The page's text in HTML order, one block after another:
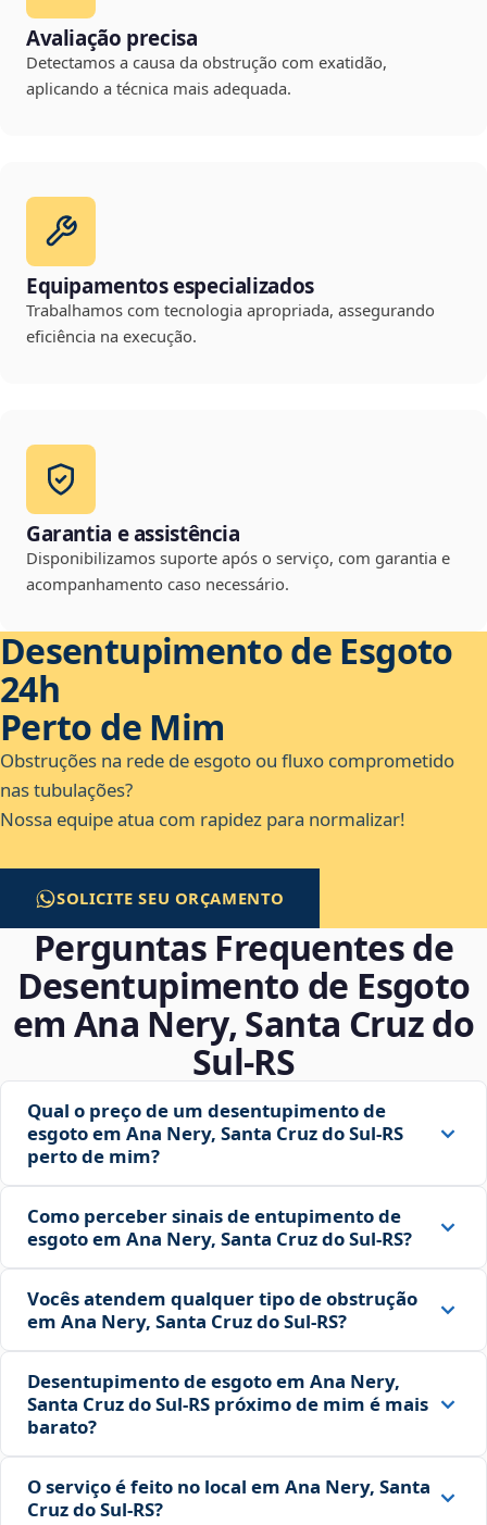
Avaliação precisa
Detectamos a causa da obstrução com exatidão,
aplicando a técnica mais adequada.
Equipamentos especializados
Trabalhamos com tecnologia apropriada, assegurando
eficiência na execução.
Garantia e assistência
Disponibilizamos suporte após o serviço, com garantia e
acompanhamento caso necessário.
Desentupimento de Esgoto
24h
Perto de Mim
Obstruções na rede de esgoto ou fluxo comprometido
nas tubulações?
Nossa equipe atua com rapidez para normalizar!
SOLICITE SEU ORÇAMENTO
Perguntas Frequentes de
Desentupimento de Esgoto
em Ana Nery, Santa Cruz do
Sul‑RS
Qual o preço de um desentupimento de
esgoto em Ana Nery, Santa Cruz do Sul‑RS
perto de mim?
Como perceber sinais de entupimento de
esgoto em Ana Nery, Santa Cruz do Sul‑RS?
Vocês atendem qualquer tipo de obstrução
em Ana Nery, Santa Cruz do Sul‑RS?
Desentupimento de esgoto em Ana Nery,
Santa Cruz do Sul‑RS próximo de mim é mais
barato?
O serviço é feito no local em Ana Nery, Santa
Cruz do Sul‑RS?